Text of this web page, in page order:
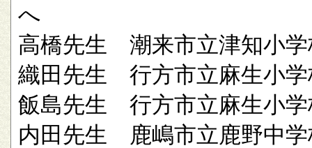
へ
高橋先生 潮来市立津知小学
織田先生 行方市立麻生小学
飯島先生 行方市立麻生小学
内田先生 鹿嶋市立鹿野中学